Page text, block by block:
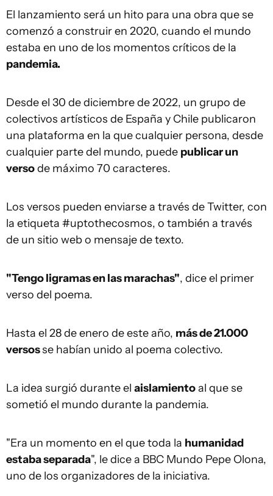
El lanzamiento será un hito para una obra que se
comenzó a construir en 2020, cuando el mundo
estaba en uno de los momentos críticos de la
pandemia.
Desde el 30 de diciembre de 2022, un grupo de
colectivos artísticos de España y Chile publicaron
una plataforma en la que cualquier persona, desde
cualquier parte del mundo, puede publicar un
versode máximo 70 caracteres.
Los versos pueden enviarse a través de Twitter, con
la etiqueta #uptothecosmos, o también a través
de un sitio web o mensaje de texto.
"Tengo ligramas en las marachas", dice el primer
verso del poema.
Hasta el 28 de enero de este año, más de 21.000
versosse habían unido al poema colectivo.
La idea surgió durante el aislamientoal que se
sometió el mundo durante la pandemia.
"Era un momento en el que toda la humanidad
estaba separada", le dice a BBC Mundo Pepe Olona,
uno de los organizadores de la iniciativa.